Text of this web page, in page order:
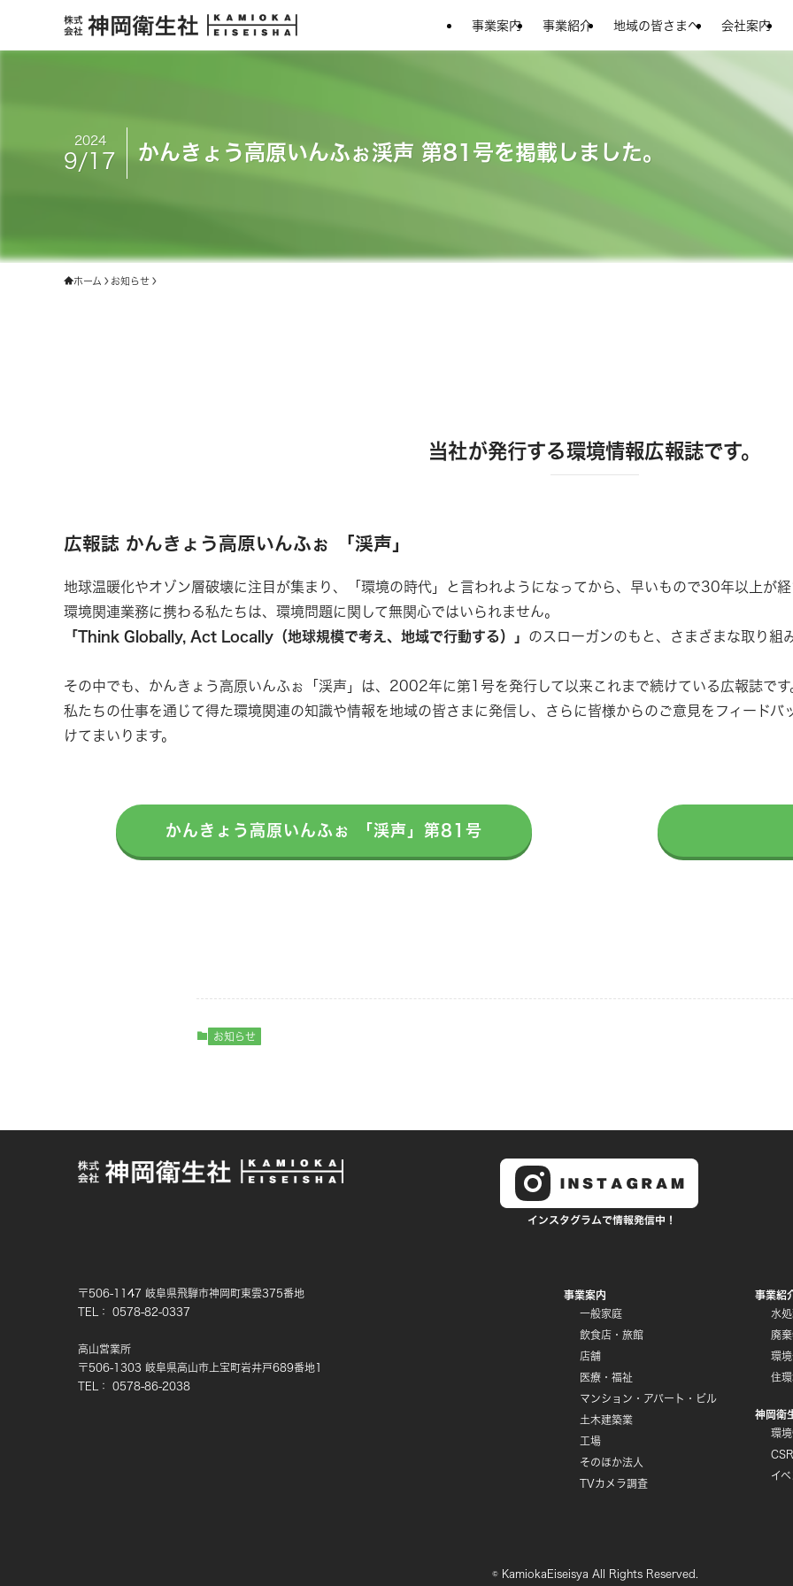
事業案内 事業紹介 地域の皆さまへ 会社案内
かんきょう高原いんふぉ渓声 第81号を掲載しました。
2024
9/17
ホーム お知らせ
当社が発行する環境情報広報誌です。
広報誌 かんきょう高原いんふぉ 「渓声」
地球温暖化やオゾン層破壊に注目が集まり、「環境の時代」と言われようになってから、早いもので30年以上が経
環境関連業務に携わる私たちは、環境問題に関して無関心ではいられません。
「Think Globally, Act Locally（地球規模で考え、地域で行動する）」 のスローガンのもと、さまざまな取り組
その中でも、かんきょう高原いんふぉ「渓声」は、2002年に第1号を発行して以来これまで続けている広報誌です
私たちの仕事を通じて得た環境関連の知識や情報を地域の皆さまに発信し、さらに皆様からのご意見をフィード
けてまいります。
かんきょう高原いんふぉ 「渓声」第81号
お知らせ
〒506-1147 岐阜県飛騨市神岡町東雲375番地
TEL： 0578-82-0337
高山営業所
〒506-1303 岐阜県高山市上宝町岩井戸689番地1
TEL： 0578-86-2038
事業案内
一般家庭
飲食店・旅館
店舗
医療・福祉
マンション・アパート・ビル
土木建築業
工場
そのほか法人
TVカメラ調査
事業紹
水
廃
環
住
神岡衛
環
イベ
©KamiokaEiseisya All Rights Reserved.